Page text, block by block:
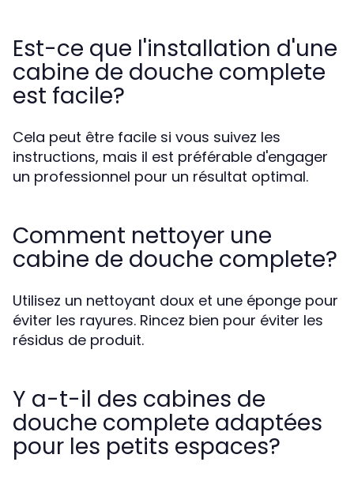
Est-ce que l'installation d'une
cabine de douche complete
est facile?
Cela peut être facile si vous suivez les
instructions, mais il est préférable d'engager
un professionnel pour un résultat optimal.
Comment nettoyer une
cabine de douche complete?
Utilisez un nettoyant doux et une éponge pour
éviter les rayures. Rincez bien pour éviter les
résidus de produit.
Y a-t-il des cabines de
douche complete adaptées
pour les petits espaces?